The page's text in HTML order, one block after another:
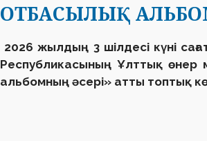
ОТБАСЫЛЫҚ
2026 жылдың 3 шілдесі күні
Республикасының Ұлттық өнер
альбомның әсері» атты топтық